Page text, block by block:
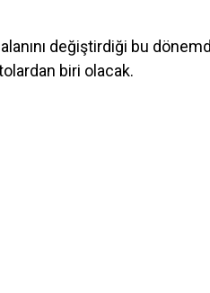
değiştirdiği bu
biri olacak.